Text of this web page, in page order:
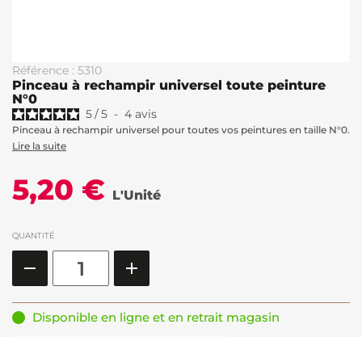
Référence : 5310
Pinceau à rechampir universel toute peinture
N°0
5/5 - 4 avis
Pinceau à rechampir universel pour toutes vos peintures en taille N°0.
Lire la suite
5,20 € L'Unité
QUANTITÉ
Disponible en ligne et en retrait magasin